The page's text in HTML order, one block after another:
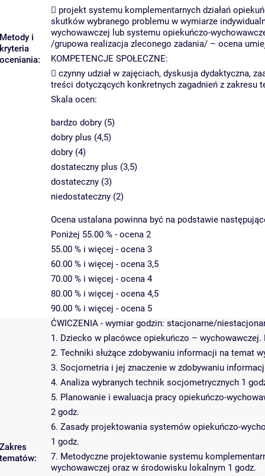
Metody i
kryteria
oceniania:
 projekt systemu komplementarnych działań
skutków wybranego problemu w wymiarze
wychowawczej lub systemu opiekuńczo-
/grupowa realizacja zleconego zadania/ – ocena
KOMPETENCJE SPOŁECZNE:
 czynny udział w zajęciach, dyskusja dydaktyczna,
treści dotyczących konkretnych zagadnień z zakresu
Skala ocen:
bardzo dobry (5)
dobry plus (4,5)
dobry (4)
dostateczny plus (3,5)
dostateczny (3)
niedostateczny (2)
Ocena ustalana powinna być na podstawie
Poniżej 55.00 % - ocena 2
55.00 % i więcej - ocena 3
60.00 % i więcej - ocena 3,5
70.00 % i więcej - ocena 4
80.00 % i więcej - ocena 4,5
90.00 % i więcej - ocena 5
Zakres
tematów:
ĆWICZENIA - wymiar godzin: stacjonarne/
1. Dziecko w placówce opiekuńczo –
2. Techniki służące zdobywaniu informacji na temat
3. Socjometria i jej znaczenie w zdobywaniu
4. Analiza wybranych technik socjometrycznych 1
5. Planowanie i ewaluacja pracy opiekuńczo-
2 godz.
6. Zasady projektowania systemów opiekuńczo-
1 godz.
7. Metodyczne projektowanie systemu
wychowawczej oraz w środowisku lokalnym 1 godz.